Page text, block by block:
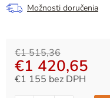
Možnosti doručenia
€1 515,36
€1 420,65
€1 155 bez DPH